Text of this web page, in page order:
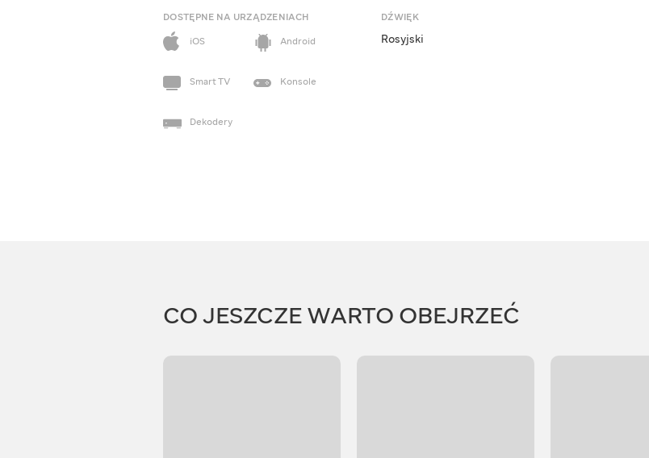
DOSTĘPNE NA URZĄDZENIACH
iOS
Android
Smart TV Konsole
Dekodery
DŹWIĘK
Rosyjski
CO JESZCZE WARTO OBEJRZEĆ